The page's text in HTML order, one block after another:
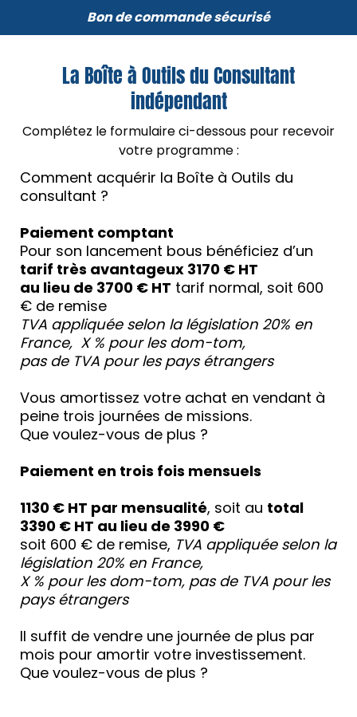
Bon de commande sécurisé
La Boîte à Outils du Consultant
indépendant
Complétez le formulaire ci-dessous pour recevoir
votre programme :
Comment acquérir la Boîte à Outils du
consultant ?
Paiement comptant
Pour son lancement bous bénéficiez d’un
tarif très avantageux 3170 € HT
au lieu de 3700 € HT tarif normal, soit 600
€ de remise
TVA appliquée selon la législation 20% en
France, X % pour les dom-tom,
pas de TVA pour les pays étrangers
Vous amortissez votre achat en vendant à
peine trois journées de missions.
Que voulez-vous de plus ?
Paiement en trois fois mensuels
1130 € HT par mensualité, soit au total
3390 € HT au lieu de 3990 €
soit 600 € de remise, TVA appliquée selon la
législation 20% en France,
X % pour les dom-tom, pas de TVA pour les
pays étrangers
Il suffit de vendre une journée de plus par
mois pour amortir votre investissement.
Que voulez-vous de plus ?